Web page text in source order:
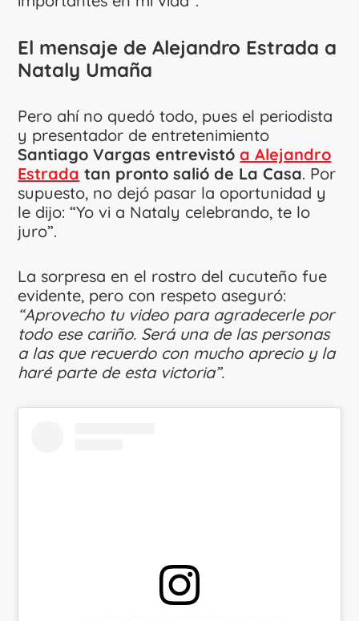
El mensaje de Alejandro Estrada a
Nataly Umaña
Pero ahí no quedó todo, pues el periodista
y presentador de entretenimiento
Santiago Vargas entrevistóa Alejandro
Estrada tan pronto salió de La Casa. Por
supuesto, no dejó pasar la oportunidad y
le dijo: “Yo vi a Nataly celebrando, te lo
juro”.
La sorpresa en el rostro del cucuteño fue
evidente, pero con respeto aseguró:
“Aprovecho tu video para agradecerle por
todo ese cariño. Será una de las personas
a las que recuerdo con mucho aprecio y la
haré parte de esta victoria”.